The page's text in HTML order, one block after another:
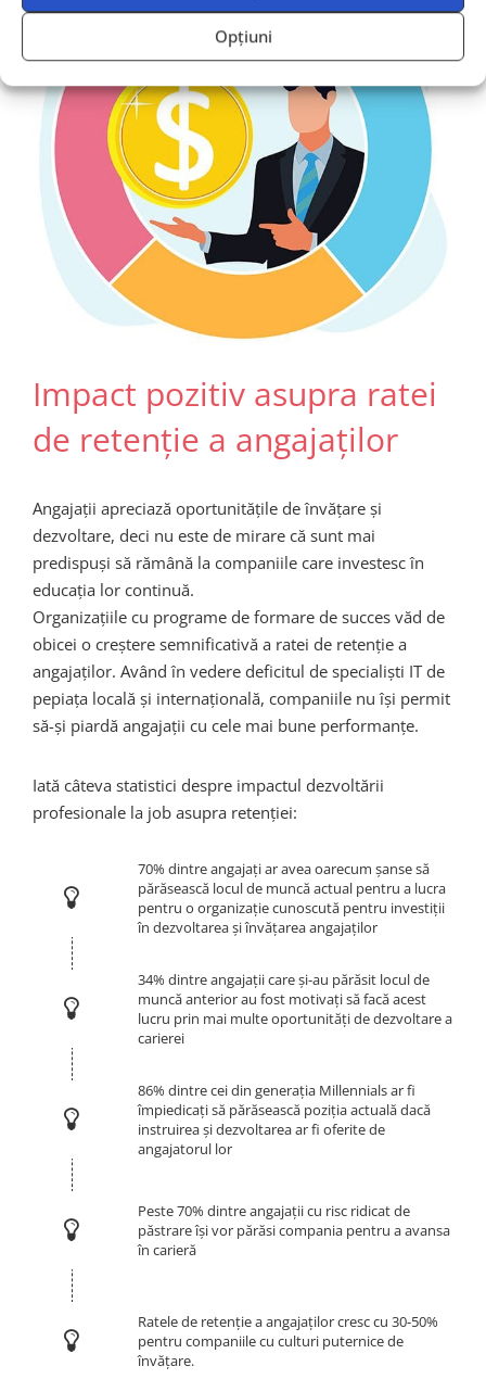
Opțiuni
Impact pozitiv asupra ratei
de retenție a angajaților
Angajații apreciază oportunitățile de învățare și
dezvoltare, deci nu este de mirare că sunt mai
predispuși să rămână la companiile care investesc în
educația lor continuă.
Organizațiile cu programe de formare de succes văd de
obicei o creștere semnificativă a ratei de retenție a
angajaților. Având în vedere deficitul de specialiști IT de
pepiața locală și internațională, companiile nu își permit
să-și piardă angajații cu cele mai bune performanțe.
Iată câteva statistici despre impactul dezvoltării
profesionale la job asupra retenției:
70% dintre angajați ar avea oarecum șanse să
părăsească locul de muncă actual pentru a lucra
pentru o organizație cunoscută pentru investiții
în dezvoltarea și învățarea angajaților
34% dintre angajații care și-au părăsit locul de
muncă anterior au fost motivați să facă acest
lucru prin mai multe oportunități de dezvoltare a
carierei
86% dintre cei din generația Millennials ar fi
împiedicați să părăsească poziția actuală dacă
instruirea și dezvoltarea ar fi oferite de
angajatorul lor
Peste 70% dintre angajații cu risc ridicat de
păstrare își vor părăsi compania pentru a avansa
în carieră
Ratele de retenție a angajaților cresc cu 30-50%
pentru companiile cu culturi puternice de
învățare.